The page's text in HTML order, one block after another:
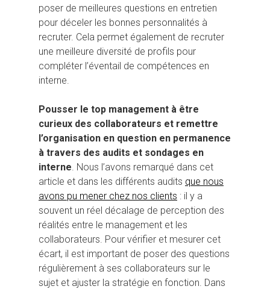
poser de meilleures questions en entretien
pour déceler les bonnes personnalités à
recruter. Cela permet également de recruter
une meilleure diversité de profils pour
compléter l’éventail de compétences en
interne.
Pousser le top management à être
curieux des collaborateurs et remettre
l’organisation en question en permanence
à travers des audits et sondages en
interne. Nous l’avons remarqué dans cet
article et dans les différents audits que nous
avons pu mener chez nos clients : il y a
souvent un réel décalage de perception des
réalités entre le management et les
collaborateurs. Pour vérifier et mesurer cet
écart, il est important de poser des questions
régulièrement à ses collaborateurs sur le
sujet et ajuster la stratégie en fonction. Dans